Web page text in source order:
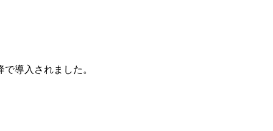
導入されました。